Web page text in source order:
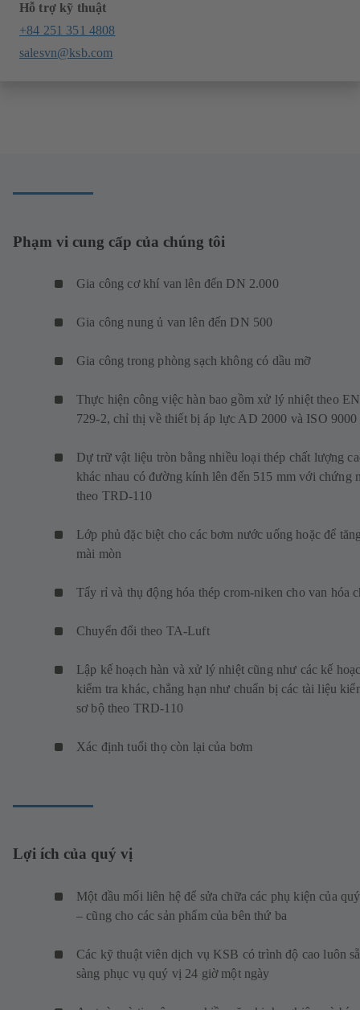
Hỗ trợ kỹ thuật
+84 251 351 4808
salesvn@ksb.com
Phạm vi cung cấp của chúng tôi
Gia công cơ khí van lên đến DN 2.000
Gia công nung ủ van lên đến DN 500
Gia công trong phòng sạch không có dầu mỡ
Thực hiện công việc hàn bao gồm xử lý nhiệt theo EN
729-2, chỉ thị về thiết bị áp lực AD 2000 và ISO 9000
Dự trữ vật liệu tròn bằng nhiều loại thép chất lượng
khác nhau có đường kính lên đến 515 mm với chứng
theo TRD-110
Lớp phủ đặc biệt cho các bơm nước uống hoặc để
mài mòn
Tẩy rỉ và thụ động hóa thép crom-niken cho van hóa
Chuyển đổi theo TA-Luft
Lập kế hoạch hàn và xử lý nhiệt cũng như các kế
kiểm tra khác, chẳng hạn như chuẩn bị các tài liệu
sơ bộ theo TRD-110
Xác định tuổi thọ còn lại của bơm
Lợi ích của quý vị
Một đầu mối liên hệ để sửa chữa các phụ kiện của
– cũng cho các sản phẩm của bên thứ ba
Các kỹ thuật viên dịch vụ KSB có trình độ cao luôn
sàng phục vụ quý vị 24 giờ một ngày